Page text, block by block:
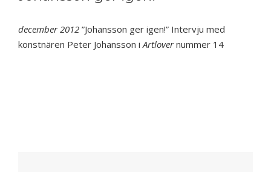
december 2012 ”Johansson ger igen!” Intervju med
konstnären Peter Johansson i Artlovernummer 14